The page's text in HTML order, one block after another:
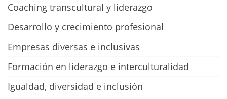
Coaching transcultural y liderazgo
Desarrollo y crecimiento profesional
Empresas diversas e inclusivas
Formación en liderazgo e interculturalidad
Igualdad, diversidad e inclusión